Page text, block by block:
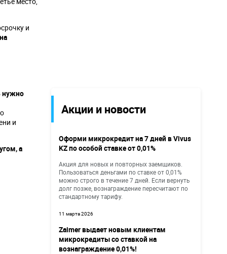
Акции и новости
Оформи микрокредит на 7 дней в Vivus
KZ по особой ставке от 0,01%
Акция для новых и повторных заемщиков.
Пользоваться деньгами по ставке от 0,01%
можно строго в течение 7 дней. Если вернуть
долг позже, вознаграждение пересчитают по
стандартному тарифу.
11 марта 2026
Zaimer выдает новым клиентам
микрокредиты со ставкой на
вознаграждение 0,01%!
и
нужно
и
а